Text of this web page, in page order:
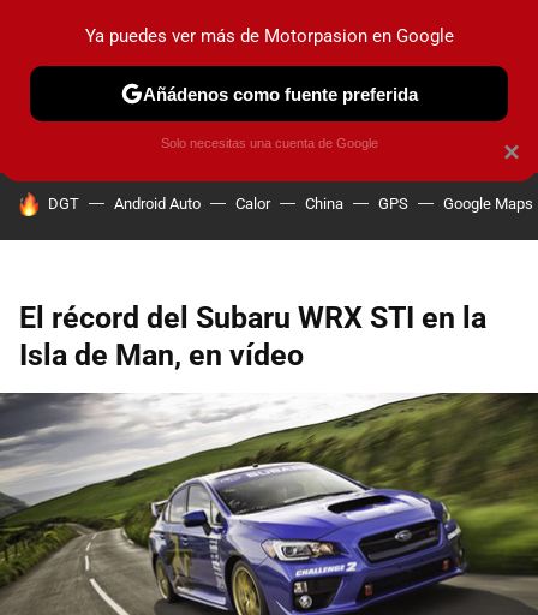
PRUEBAS COCHES ELÉCTRICOS OBSERVATORIO
HOY SE HABLA DE
DGT Android Auto Calor China GPS Google Maps
El récord del Subaru WRX STI en la
Isla de Man, en vídeo
×
Ya puedes ver más de Motorpasion en Google
Añádenos como fuente preferida
Solo necesitas una cuenta de Google